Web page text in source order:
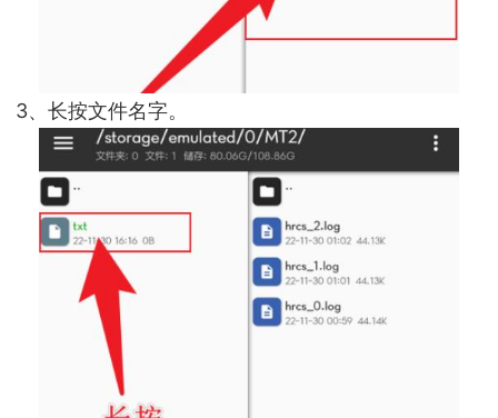
3、长按文件名字。